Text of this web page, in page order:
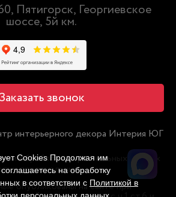
Пятигорск, Георгиевское
шоссе, 5й км.
Заказать звонок
интерьерного декора Интерия ЮГ
обработки персональных данных
персональных
опубликованы на сайте при
Cookies Продолжая им
на обработку
в соответствии с Политикой в